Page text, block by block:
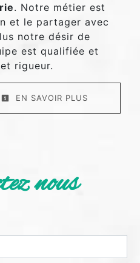
. Notre métier est
et le partager avec
notre désir de
est qualifiée et
rigueur.
EN SAVOIR PLUS
nous